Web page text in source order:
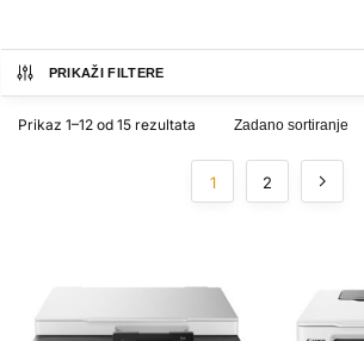
PRIKAŽI FILTERE
Prikaz 1–12 od 15 rezultata
1 2